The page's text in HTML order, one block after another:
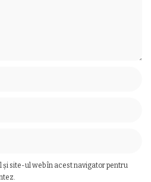
site-ul web în acest navigator pentru